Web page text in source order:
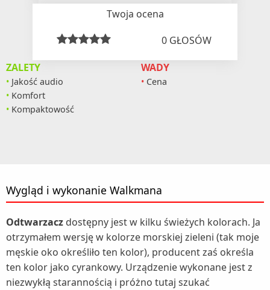
Twoja ocena
0GŁOSÓW
ZALETY
Jakość audio
Komfort
Kompaktowość
WADY
Cena
Wygląd i wykonanie Walkmana
Odtwarzacz dostępny jest w kilku świeżych kolorach. Ja
otrzymałem wersję w kolorze morskiej zieleni (tak moje
męskie oko określiło ten kolor), producent zaś określa
ten kolor jako cyrankowy. Urządzenie wykonane jest z
niezwykłą starannością i próżno tutaj szukać